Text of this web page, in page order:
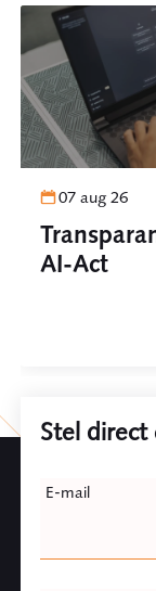
07 aug 26
AI-Act
Stel
this
E-mail